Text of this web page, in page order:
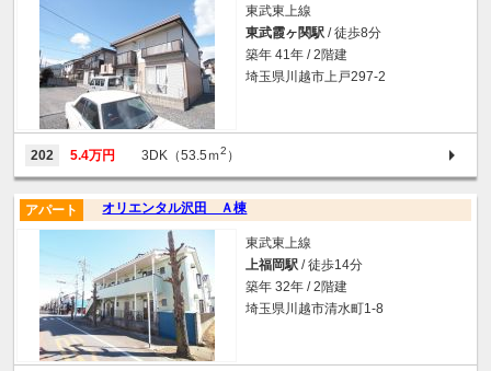
東武東上線
東武霞ヶ関駅 / 徒歩8分
築年 41年 / 2階建
埼玉県川越市上戸297-2
202 5.4万円 3DK（53.5ｍ2 ）
オリエンタル沢田 Ａ棟
アパート
東武東上線
上福岡駅 / 徒歩14分
築年 32年 / 2階建
埼玉県川越市清水町1-8